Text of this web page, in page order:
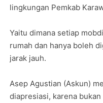
lingkungan Pemkab
Yaitu dimana setiap
rumah dan hanya boleh
jarak jauh.
Asep Agustian (Askun)
diapresiasi, karena